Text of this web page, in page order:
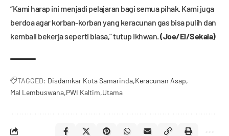
“Kami harap ini menjadi pelajaran bagi semua pihak. Kami juga
berdoa agar korban-korban yang keracunan gas bisa pulih dan
kembali bekerja seperti biasa,” tutup Ikhwan. (Joe/El/Sekala)
TAGGED: Disdamkar Kota Samarinda Keracunan Asap
Mal Lembuswana PWI Kaltim Utama